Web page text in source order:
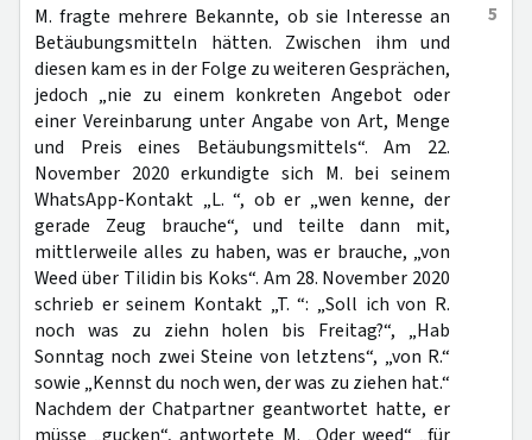
5
M. fragte mehrere Bekannte, ob sie Interesse an
Betäubungsmitteln hätten. Zwischen ihm und
diesen kam es in der Folge zu weiteren Gesprächen,
jedoch „nie zu einem konkreten Angebot oder
einer Vereinbarung unter Angabe von Art, Menge
und Preis eines Betäubungsmittels“. Am 22.
November 2020 erkundigte sich M. bei seinem
WhatsApp-Kontakt „L. “, ob er „wen kenne, der
gerade Zeug brauche“, und teilte dann mit,
mittlerweile alles zu haben, was er brauche, „von
Weed über Tilidin bis Koks“. Am 28. November 2020
schrieb er seinem Kontakt „T. “: „Soll ich von R.
noch was zu ziehn holen bis Freitag?“, „Hab
Sonntag noch zwei Steine von letztens“, „von R.“
sowie „Kennst du noch wen, der was zu ziehen hat.“
Nachdem der Chatpartner geantwortet hatte, er